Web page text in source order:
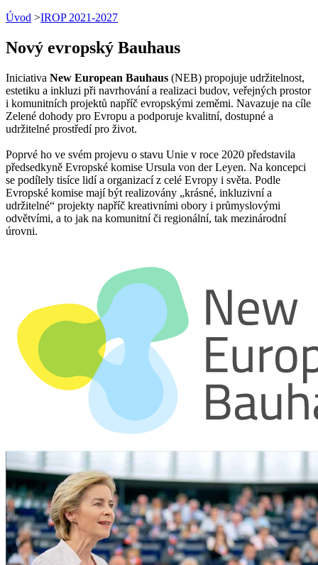
Úvod >IROP 2021-2027
Nový evropský Bauhaus
Iniciativa New European Bauhaus (NEB) propojuje udržitelnost,
estetiku a inkluzi při navrhování a realizaci budov, veřejných prostor
i komunitních projektů napříč evropskými zeměmi. Navazuje na cíle
Zelené dohody pro Evropu a podporuje kvalitní, dostupné a
udržitelné prostředí pro život.
Poprvé ho ve svém projevu o stavu Unie v roce 2020 představila
předsedkyně Evropské komise Ursula von der Leyen. Na koncepci
se podílely tisíce lidí a organizací z celé Evropy i světa. Podle
Evropské komise mají být realizovány „krásné, inkluzivní a
udržitelné“ projekty napříč kreativními obory i průmyslovými
odvětvími, a to jak na komunitní či regionální, tak mezinárodní
úrovni.